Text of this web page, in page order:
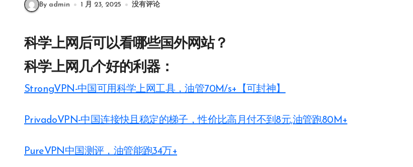
By admin 1 月 23, 2025 没有评论
科学上网后可以看哪些国外网站？
科学上网几个好的利器：
StrongVPN-中国可用科学上网工具，油管70M/s+【可封神】
PrivadoVPN-中国连接快且稳定的梯子，性价比高月付不到8元,油管跑80M+
PureVPN中国测评，油管能跑34万+